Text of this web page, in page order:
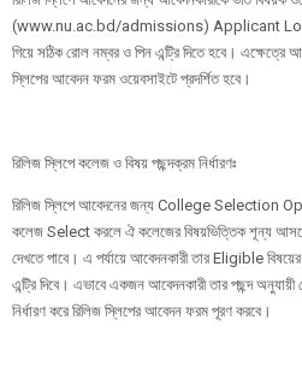
(www.nu.ac.bd/admissions) Applicant
গিয়ে সঠিক রোল নম্বর ও পিন এন্ট্রি দিতে হবে। এক্ষেত্রে
স্লিপের আবেদন ফরম ওয়েবসাইটে প্রদর্শিত হবে।
রিলিজ স্লিপে কলেজ ও বিষয় পছন্দক্রম নির্ধারণঃ
রিলিজ স্লিপে আবেদনের জন্য College Selection
কলেজ Select করলে ঐ কলেজের বিষয়ভিত্তিক শূন্য
দেখতে পাবে। এ পর্যায়ে আবেদনকারী তার Eligible বিষয়ের
এন্ট্রি দিবে। এভাবে একজন আবেদনকারী তার পছন্দ অনুযায়ী
নির্ধারণ করে রিলিজ স্লিপের আবেদন ফরম পূরণ করবে।